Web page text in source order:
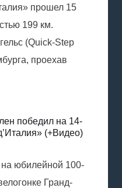
прошел 15
199 км.
(Quick-Step
проехав
победил на 14-
(+Видео)
юбилейной 100-
Гранд-